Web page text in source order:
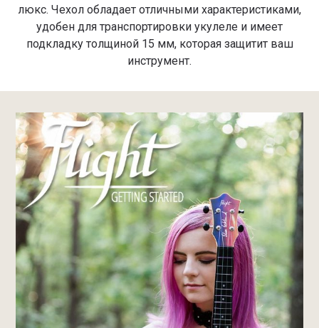
люкс. Чехол обладает отличными характеристиками,
удобен для транспортировки укулеле и имеет
подкладку толщиной 15 мм, которая защитит ваш
инструмент.